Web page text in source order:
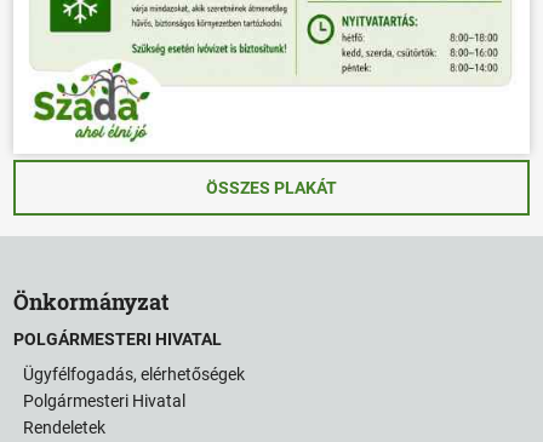
ÖSSZES PLAKÁT
Önkormányzat
POLGÁRMESTERI HIVATAL
Ügyfélfogadás, elérhetőségek
Polgármesteri Hivatal
Rendeletek